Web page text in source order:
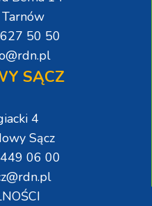
50 50
SĄCZ
4
Sącz
06 00